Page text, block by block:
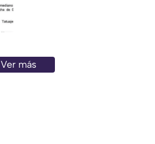
Obregón, Michoacán.
Ver más